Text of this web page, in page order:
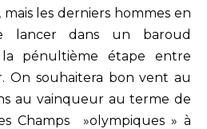
les derniers hommes en
lancer dans un baroud
pénultième étape entre
On souhaitera bon vent au
au vainqueur au terme de
Champs »olympiques » à